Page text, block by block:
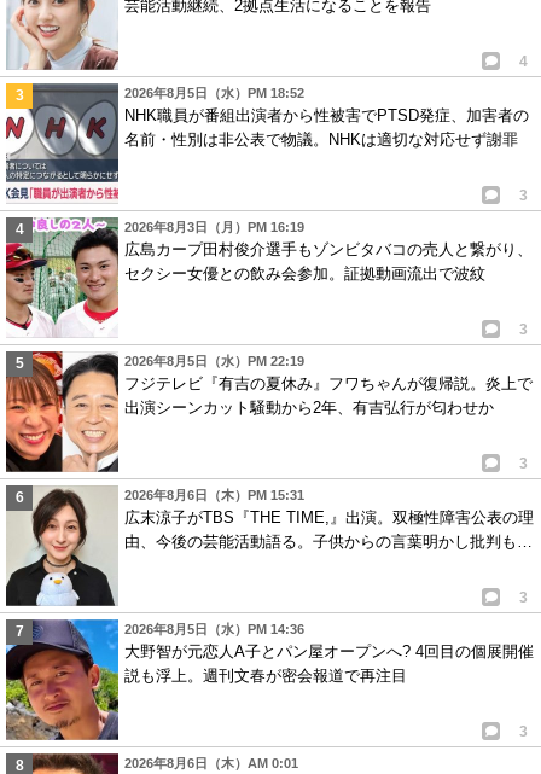
芸能活動継続、2拠点生活になることを報告
4
2026年8月5日（水）PM 18:52
NHK職員が番組出演者から性被害でPTSD発症、加害者の
名前・性別は非公表で物議。NHKは適切な対応せず謝罪
3
2026年8月3日（月）PM 16:19
広島カープ田村俊介選手もゾンビタバコの売人と繋がり、
セクシー女優との飲み会参加。証拠動画流出で波紋
3
2026年8月5日（水）PM 22:19
フジテレビ『有吉の夏休み』フワちゃんが復帰説。炎上で
出演シーンカット騒動から2年、有吉弘行が匂わせか
3
2026年8月6日（木）PM 15:31
広末涼子がTBS『THE TIME,』出演。双極性障害公表の理
由、今後の芸能活動語る。子供からの言葉明かし批判も…
3
2026年8月5日（水）PM 14:36
大野智が元恋人A子とパン屋オープンへ? 4回目の個展開催
説も浮上。週刊文春が密会報道で再注目
3
2026年8月6日（木）AM 0:01